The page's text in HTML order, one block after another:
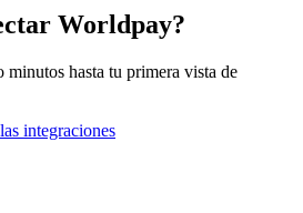
Worldpay?
minutos hasta tu primera vista de
integraciones